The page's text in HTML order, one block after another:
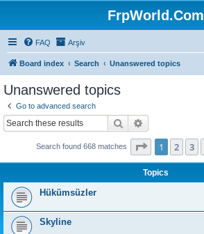
FrpWorld.Com
FAQ Arşiv
Board index Search Unanswered topics
Unanswered topics
Go to advanced search
Search
Search found 668 matches Page 1of 14
1 2 3
Topics
Hükümsüzler
Skyline